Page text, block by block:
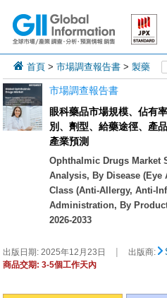
首頁 >市場調查報告書 >製藥
市場調查報告書
眼科藥品市場規模、佔有
別、劑型、給藥途徑、產
產業預測
Ophthalmic Drugs Market
Analysis, By Disease
Class (Anti-Allergy, Anti-
Administration, By
2026-2033
出版日期:2025年12月23日 | 出版商:
商品交期: 3-5個工作天內